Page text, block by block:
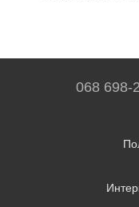
068 698-